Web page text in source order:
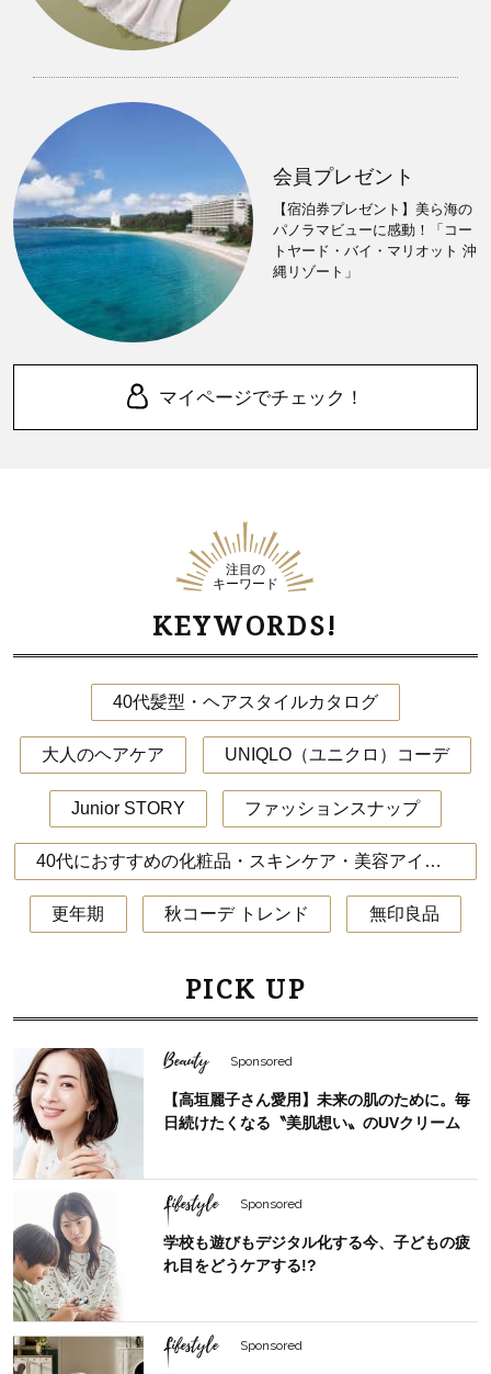
会員プレゼント
【宿泊券プレゼント】美ら海の
パノラマビューに感動！「コー
トヤード・バイ・マリオット 沖
縄リゾート」
マイページでチェック！
注目の
キーワード
KEYWORDS!
40代髪型・ヘアスタイルカタログ
大人のヘアケア UNIQLO（ユニクロ）コーデ
Junior STORY ファッションスナップ
40代におすすめの化粧品・スキンケア・美容アイテム
更年期 秋コーデ トレンド 無印良品
PICK UP
Beauty Sponsored
【高垣麗子さん愛用】未来の肌のために。毎
日続けたくなる〝美肌想い〟のUVクリーム
Lifestyle Sponsored
学校も遊びもデジタル化する今、子どもの疲
れ目をどうケアする!?
Lifestyle Sponsored